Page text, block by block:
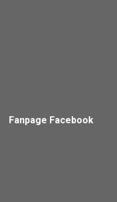
Fanpage Facebook